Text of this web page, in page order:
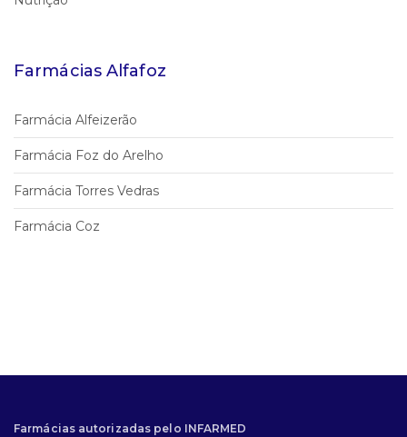
Farmácias Alfafoz
Farmácia Alfeizerão
Farmácia Foz do Arelho
Farmácia Torres Vedras
Farmácia Coz
Farmácias autorizadas pelo INFARMED